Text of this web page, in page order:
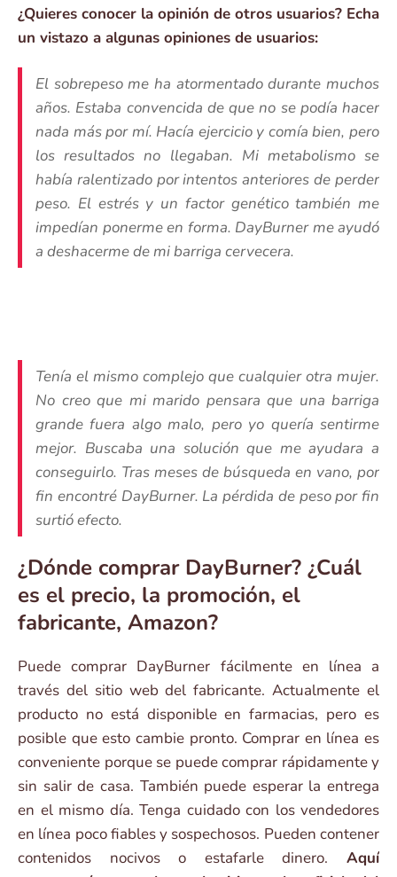
¿Quieres conocer la opinión de otros usuarios? Echa
un vistazo a algunas opiniones de usuarios:
El sobrepeso me ha atormentado durante muchos
años. Estaba convencida de que no se podía hacer
nada más por mí. Hacía ejercicio y comía bien, pero
los resultados no llegaban. Mi metabolismo se
había ralentizado por intentos anteriores de perder
peso. El estrés y un factor genético también me
impedían ponerme en forma. DayBurner me ayudó
a deshacerme de mi barriga cervecera.
Tenía el mismo complejo que cualquier otra mujer.
No creo que mi marido pensara que una barriga
grande fuera algo malo, pero yo quería sentirme
mejor. Buscaba una solución que me ayudara a
conseguirlo. Tras meses de búsqueda en vano, por
fin encontré DayBurner. La pérdida de peso por fin
surtió efecto.
¿Dónde comprar DayBurner? ¿Cuál
es el precio, la promoción, el
fabricante, Amazon?
Puede comprar DayBurner fácilmente en línea a
través del sitio web del fabricante. Actualmente el
producto no está disponible en farmacias, pero es
posible que esto cambie pronto. Comprar en línea es
conveniente porque se puede comprar rápidamente y
sin salir de casa. También puede esperar la entrega
en el mismo día. Tenga cuidado con los vendedores
en línea poco fiables y sospechosos. Pueden contener
contenidos nocivos o estafarle dinero. Aquí